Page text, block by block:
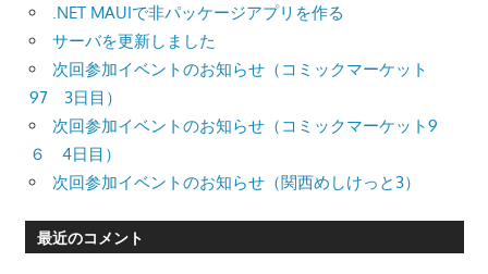
.NET MAUIで非パッケージアプリを作る
サーバを更新しました
次回参加イベントのお知らせ（コミックマーケット
97 3日目）
次回参加イベントのお知らせ（コミックマーケット9
６ 4日目）
次回参加イベントのお知らせ（関西めしけっと3）
最近のコメント